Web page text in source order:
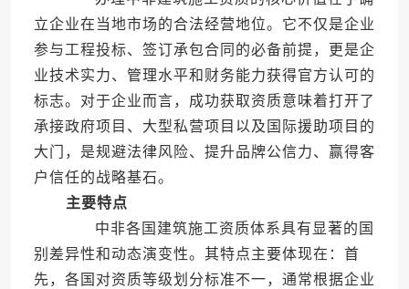
立企业在当地市场的合法经营地位。它不仅是企业
参与工程投标、签订承包合同的必备前提，更是企
业技术实力、管理水平和财务能力获得官方认可的
标志。对于企业而言，成功获取资质意味着打开了
承接政府项目、大型私营项目以及国际援助项目的
大门，是规避法律风险、提升品牌公信力、赢得客
户信任的战略基石。
主要特点
中非各国建筑施工资质体系具有显著的国
别差异性和动态演变性。其特点主要体现在：首
先，各国对资质等级划分标准不一，通常根据企业